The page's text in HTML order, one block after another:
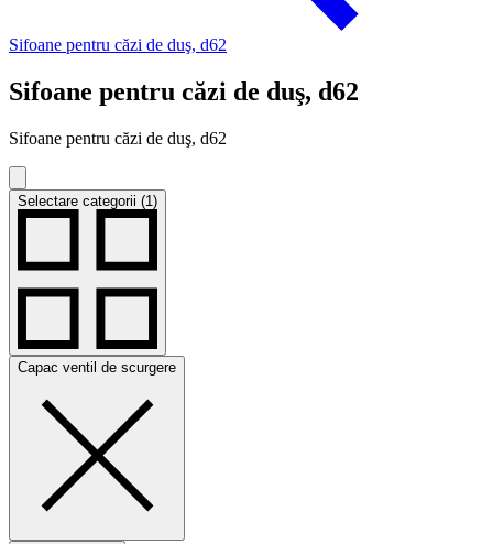
Sifoane pentru căzi de duş, d62
Sifoane pentru căzi de duş, d62
Sifoane pentru căzi de duş, d62
Selectare categorii (1)
Capac ventil de scurgere